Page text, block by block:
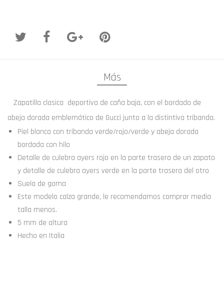
Más
Zapatilla clasica deportiva de caña baja, con el bordado de
abeja dorada emblemático de Gucci junto a la distintiva tribanda.
Piel blanca con tribanda verde/rojo/verde y abeja dorada
bordada con hilo
Detalle de culebra ayers rojo en la parte trasera de un zapato
y detalle de culebra ayers verde en la parte trasera del otro
Suela de goma
Este modelo calza grande, le recomendamos comprar media
talla menos.
5 mm de altura
Hecho en Italia